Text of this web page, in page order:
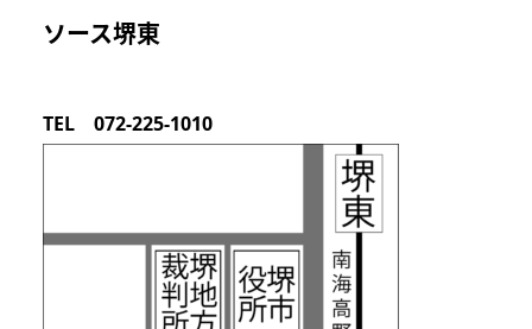
ソース堺東
TEL 072-225-1010